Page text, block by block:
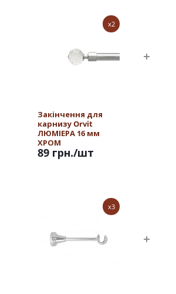
x2
Закінчення для
карнизу Orvit
ЛЮМІЕРА 16 мм
ХРОМ
89 грн./шт
x3